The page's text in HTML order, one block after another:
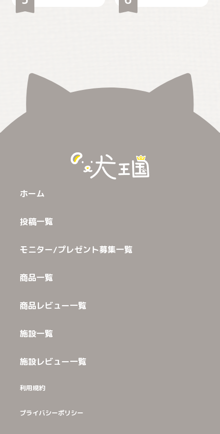
ホーム
投稿一覧
モニター/プレゼント募集一覧
商品一覧
商品レビュー一覧
施設一覧
施設レビュー一覧
利用規約
プライバシーポリシー